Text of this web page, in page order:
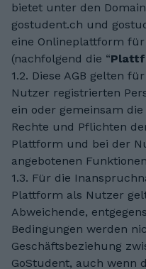
bietet unter den
gostudent.ch und
eine Onlineplattform
(nachfolgend die “
1.2. Diese AGB gelten
Nutzer registrierten
ein oder gemeinsam die
Rechte und Pflichten
Plattform und bei der
angebotenen
1.3. Für die
Plattform als Nutzer
Abweichende,
Bedingungen werden
Geschäftsbeziehung
GoStudent, auch wenn